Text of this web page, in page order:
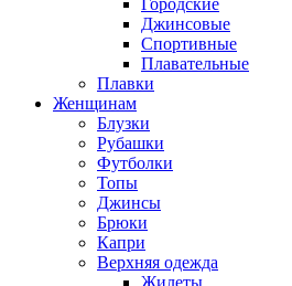
Джинсовые
Спортивные
Плавательные
Плавки
Женщинам
Блузки
Рубашки
Футболки
Топы
Джинсы
Брюки
Капри
Верхняя одежда
Жилеты